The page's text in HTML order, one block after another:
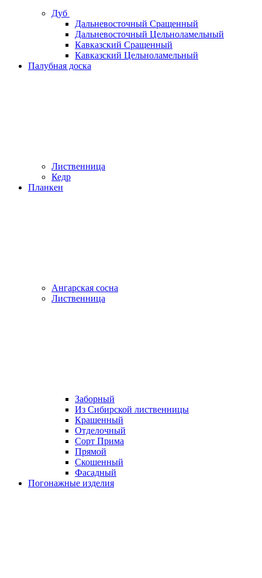
Дуб
Дальневосточный Сращенный
Дальневосточный Цельноламельный
Кавказский Сращенный
Кавказский Цельноламельный
Палубная доска
Лиственница
Кедр
Планкен
Ангарская сосна
Лиственница
Заборный
Из Сибирской лиственницы
Крашенный
Отделочный
Сорт Прима
Прямой
Скошенный
Фасадный
Погонажные изделия